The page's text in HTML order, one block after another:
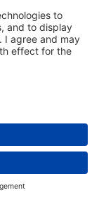
privacy